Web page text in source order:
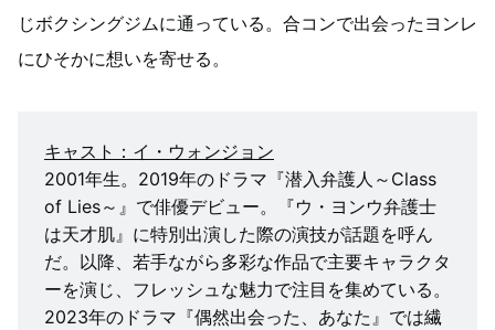
じボクシングジムに通っている。合コンで出会ったヨンレ
にひそかに想いを寄せる。
キャスト：イ・ウォンジョン
2001年生。2019年のドラマ『潜入弁護人～Class
of Lies～』で俳優デビュー。『ウ・ヨンウ弁護士
は天才肌』に特別出演した際の演技が話題を呼ん
だ。以降、若手ながら多彩な作品で主要キャラクタ
ーを演じ、フレッシュな魅力で注目を集めている。
2023年のドラマ『偶然出会った、あなた』では繊